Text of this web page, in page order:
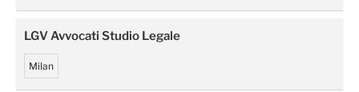
LGV Avvocati Studio Legale
Milan